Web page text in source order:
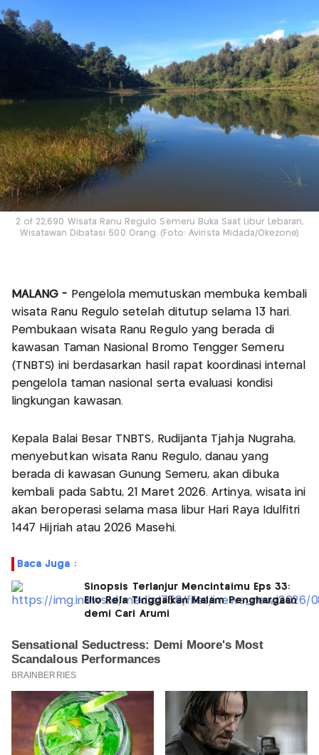
2 of 22,690 Wisata Ranu Regulo Semeru Buka Saat Libur Lebaran,
Wisatawan Dibatasi 500 Orang. (Foto: Avirista Midada/Okezone)
MALANG - Pengelola memutuskan membuka kembali
wisata Ranu Regulo setelah ditutup selama 13 hari.
Pembukaan wisata Ranu Regulo yang berada di
kawasan Taman Nasional Bromo Tengger Semeru
(TNBTS) ini berdasarkan hasil rapat koordinasi internal
pengelola taman nasional serta evaluasi kondisi
lingkungan kawasan.
Kepala Balai Besar TNBTS, Rudijanta Tjahja Nugraha,
menyebutkan wisata Ranu Regulo, danau yang
berada di kawasan Gunung Semeru, akan dibuka
kembali pada Sabtu, 21 Maret 2026. Artinya, wisata ini
akan beroperasi selama masa libur Hari Raya Idulfitri
1447 Hijriah atau 2026 Masehi.
Baca Juga :
Sinopsis Terlanjur Mencintaimu Eps 33:
Elio Rela Tinggalkan Malam Penghargaan
demi Cari Arumi